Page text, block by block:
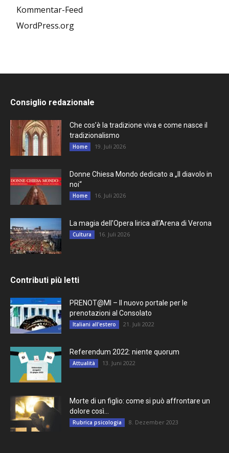
Kommentar-Feed
WordPress.org
Consiglio redazionale
Che cos’è la tradizione viva e come nasce il
tradizionalismo
Home 19. Juli 2026
Donne Chiesa Mondo dedicato a „Il diavolo in
noi“
Home 16. Juli 2026
La magia dell’Opera lirica all’Arena di Verona
Cultura 16. Juli 2026
Contributi più letti
PRENOT@MI – Il nuovo portale per le
prenotazioni al Consolato
Italiani all'estero 21. Juli 2022
Referendum 2022: niente quorum
Attualità 13. Juni 2022
Morte di un figlio: come si può affrontare un
dolore così...
Rubrica psicologia 8. Dezember 2023